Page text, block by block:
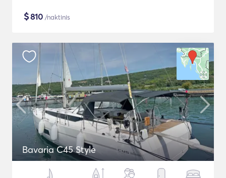
$810 /naktinis
Bavaria C45 Style